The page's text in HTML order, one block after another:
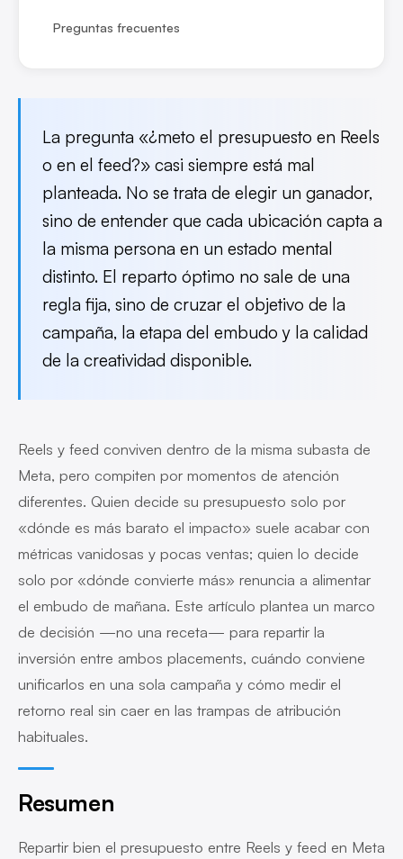
Preguntas frecuentes
La pregunta «¿meto el presupuesto en Reels
o en el feed?» casi siempre está mal
planteada. No se trata de elegir un ganador,
sino de entender que cada ubicación capta a
la misma persona en un estado mental
distinto. El reparto óptimo no sale de una
regla fija, sino de cruzar el objetivo de la
campaña, la etapa del embudo y la calidad
de la creatividad disponible.
Reels y feed conviven dentro de la misma subasta de
Meta, pero compiten por momentos de atención
diferentes. Quien decide su presupuesto solo por
«dónde es más barato el impacto» suele acabar con
métricas vanidosas y pocas ventas; quien lo decide
solo por «dónde convierte más» renuncia a alimentar
el embudo de mañana. Este artículo plantea un marco
de decisión —no una receta— para repartir la
inversión entre ambos placements, cuándo conviene
unificarlos en una sola campaña y cómo medir el
retorno real sin caer en las trampas de atribución
habituales.
Resumen
Repartir bien el presupuesto entre Reels y feed en Meta